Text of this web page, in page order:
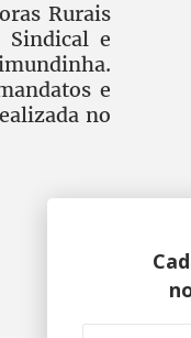
Rurais
Sindical e
e
no